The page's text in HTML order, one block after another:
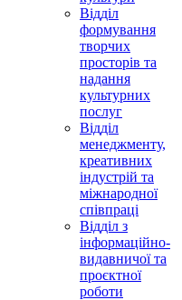
Відділ
формування
творчих
просторів та
надання
культурних
послуг
Відділ
менеджменту,
креативних
індустрій та
міжнародної
співпраці
Відділ з
інформаційно-
видавничої та
проєктної
роботи